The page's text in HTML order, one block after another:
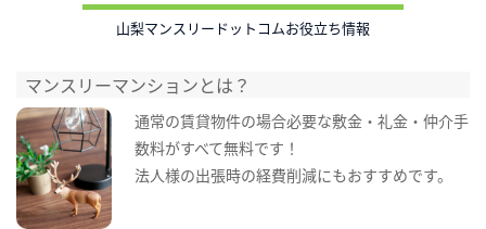
山梨マンスリードットコムお役立ち情報
マンスリーマンションとは？
通常の賃貸物件の場合必要な敷金・礼金・仲介手
数料がすべて無料です！
法人様の出張時の経費削減にもおすすめです。